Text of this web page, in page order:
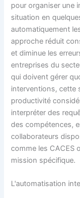
pour organiser une
situation en
automatiquement
approche réduit
et diminue les
entreprises du
qui doivent gérer
interventions, cette
productivité
interpréter des
des compétences,
collaborateurs
comme les CACES
mission spécifique.
L'automatisation